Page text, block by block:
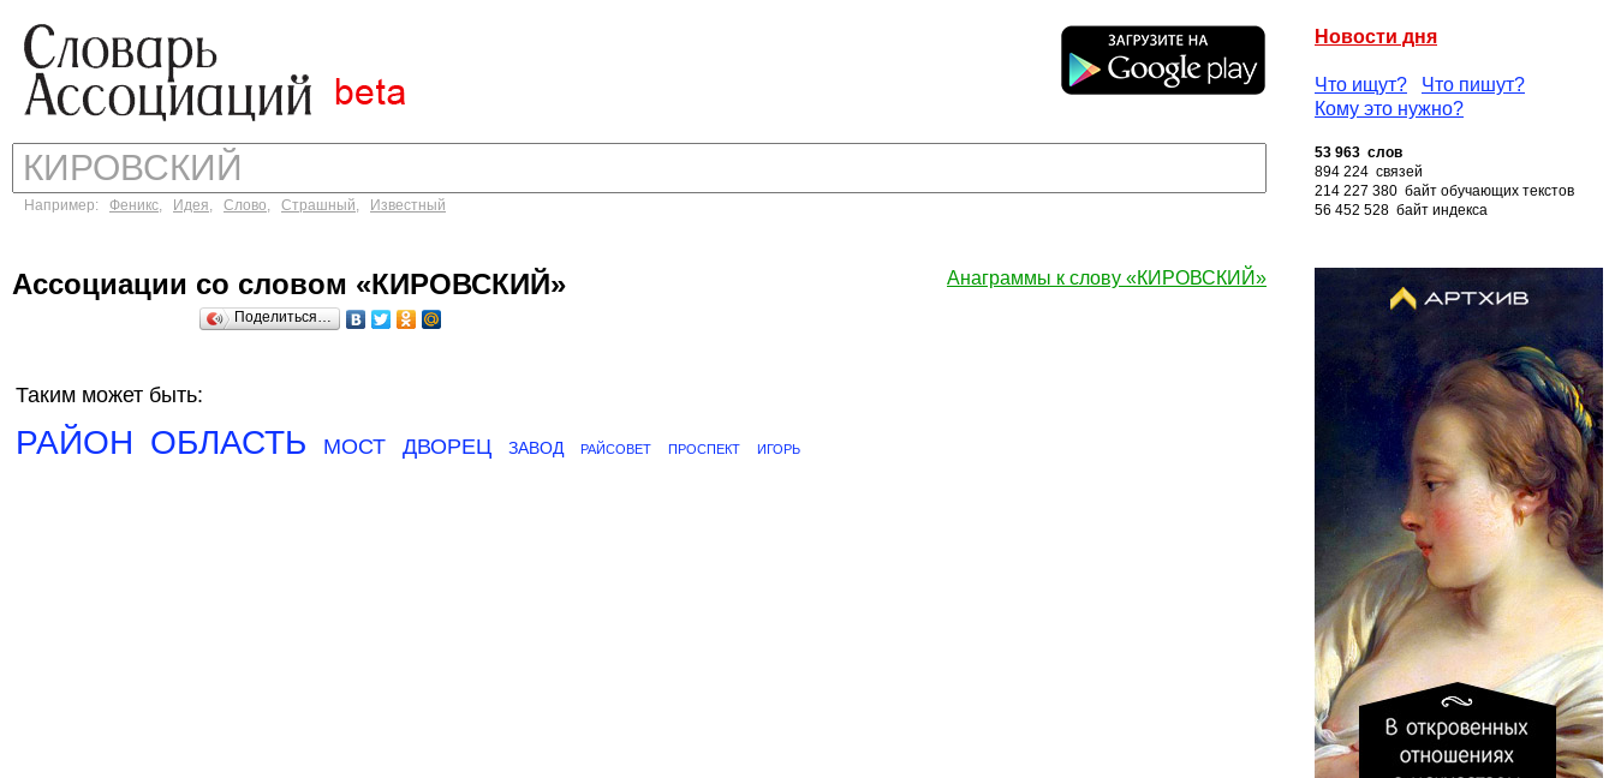
Новости дня
Что ищут?
Что пишут?
Кому это нужно?
Например: Феникс, Идея, Слово, Страшный, Известный
53 963 слов
894 224 связей
214 227 380 байт обучающих текстов
56 452 528 байт индекса
Анаграммы к слову «КИРОВСКИЙ»
Ассоциации со словом «КИРОВСКИЙ»
Поделиться…
Таким может быть:
РАЙОН ОБЛАСТЬ МОСТ ДВОРЕЦ ЗАВОД РАЙСОВЕТ ПРОСПЕКТ ИГОРЬ